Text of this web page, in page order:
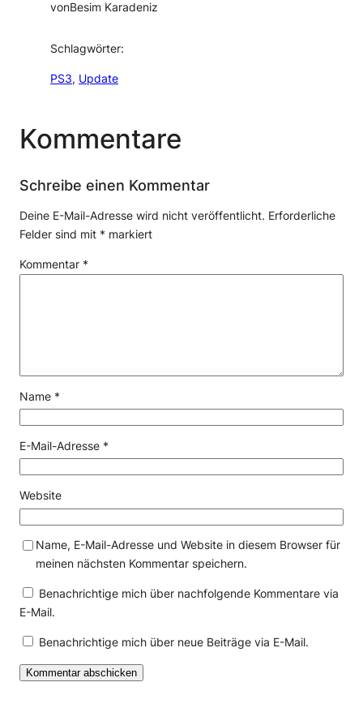
vonBesim Karadeniz
Schlagwörter:
PS3, Update
Kommentare
Schreibe einen Kommentar
Deine E-Mail-Adresse wird nicht veröffentlicht. Erforderliche
Felder sind mit * markiert
Kommentar *
Name *
E-Mail-Adresse *
Website
Name, E-Mail-Adresse und Website in diesem Browser für
meinen nächsten Kommentar speichern.
Benachrichtige mich über nachfolgende Kommentare via
E-Mail.
Benachrichtige mich über neue Beiträge via E-Mail.